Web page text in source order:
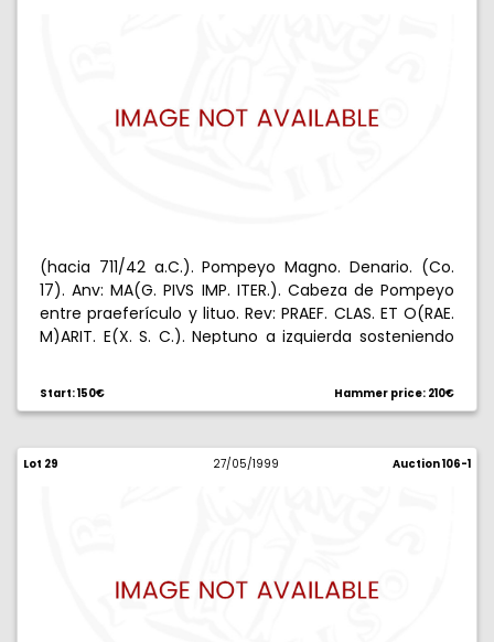
(hacia 711/42 a.C.). Pompeyo Magno. Denario. (Co.
17). Anv: MA(G. PIVS IMP. ITER.). Cabeza de Pompeyo
entre praeferículo y lituo. Rev: PRAEF. CLAS. ET O(RAE.
M)ARIT. E(X. S. C.). Neptuno a izquierda sosteniendo
Anfinomo con sus padres a hombros. 3,52 g. Algo
desplazada. Muy rara. (MBC-).
Start: 150€ Hammer price: 210€
Lot 29 27/05/1999 Auction 106-1